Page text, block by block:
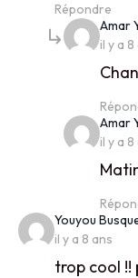
Répondre
Amar
il y a 8
Amar
il y a 8
Youyou
il y a 8 ans
trop cool !!